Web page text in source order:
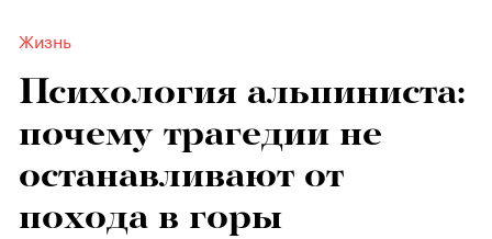
Жизнь
Психология альпиниста:
почему трагедии не
останавливают от
похода в горы